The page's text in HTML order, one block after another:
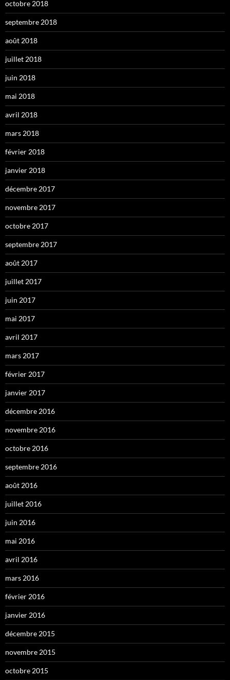
octobre 2018
septembre 2018
août 2018
juillet 2018
juin 2018
mai 2018
avril 2018
mars 2018
février 2018
janvier 2018
décembre 2017
novembre 2017
octobre 2017
septembre 2017
août 2017
juillet 2017
juin 2017
mai 2017
avril 2017
mars 2017
février 2017
janvier 2017
décembre 2016
novembre 2016
octobre 2016
septembre 2016
août 2016
juillet 2016
juin 2016
mai 2016
avril 2016
mars 2016
février 2016
janvier 2016
décembre 2015
novembre 2015
octobre 2015